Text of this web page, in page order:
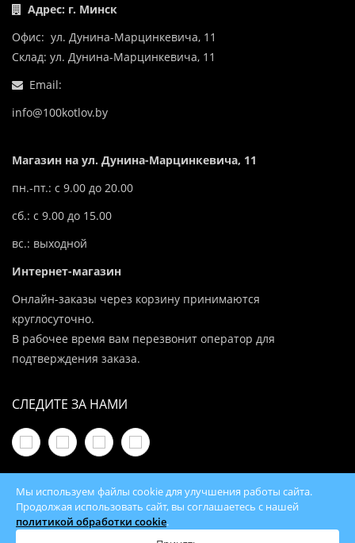
Адрес: г. Минск
Офис: ул. Дунина-Марцинкевича, 11
Склад: ул. Дунина-Марцинкевича, 11
Email:
info@100kotlov.by
Магазин на ул. Дунина-Марцинкевича, 11
пн.-пт.: с 9.00 до 20.00
сб.: с 9.00 до 15.00
вс.: выходной
Интернет-магазин
Онлайн-заказы через корзину принимаются
круглосуточно.
В рабочее время вам перезвонит оператор для
подтверждения заказа.
СЛЕДИТЕ ЗА НАМИ
© 2026 100Kotlov.by — продажа отопительного
Мы используем файлы cookie для улучшения работы сайта.
Продолжая использовать сайт, вы соглашаетесь с нашей
политикой обработки cookie.